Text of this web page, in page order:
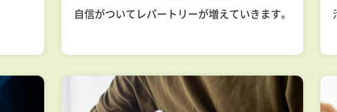
自信がついてレパートリーが増えていきます。